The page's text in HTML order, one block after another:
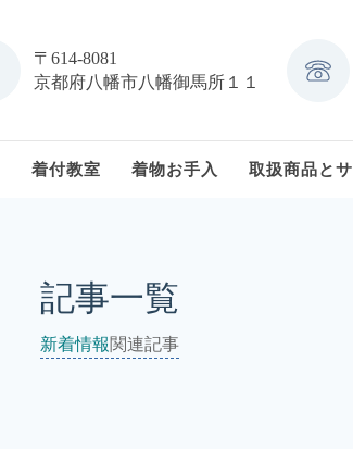
〒614-8081
京都府八幡市八幡御馬所１１
着付教室 着物お手入 取扱商品と
記事一覧
新着情報関連記事